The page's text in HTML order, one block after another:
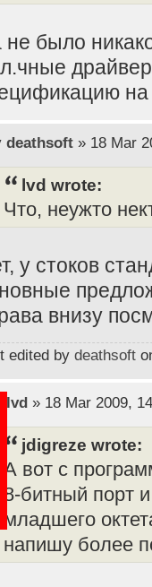
не было
на
deathsoft» 18 Mar
lvd wrote:
Что, неужто
у стоков
внизу
edited by deathsoft
lvd» 18 Mar 2009,
jdigreze wrote:
А вот с
8-битный порт
младшего
напишу более